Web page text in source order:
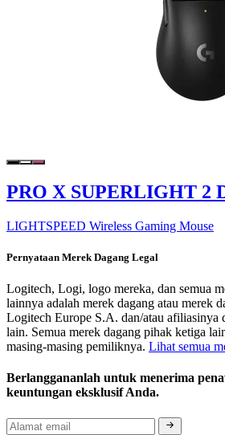
PRO X SUPERLIGHT 2
LIGHTSPEED Wireless Gaming Mouse
Pernyataan Merek Dagang Legal
Logitech, Logi, logo mereka, dan semua
lainnya adalah merek dagang atau merek
Logitech Europe S.A. dan/atau afiliasinya
lain. Semua merek dagang pihak ketiga
masing-masing pemiliknya. Lihat semua
Berlanggananlah untuk menerima
keuntungan eksklusif Anda.